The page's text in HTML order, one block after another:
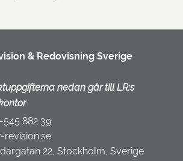
& Redovisning Sverige
nedan går till LR:s
545 882 39
revision.se
22, Stockholm, Sverige